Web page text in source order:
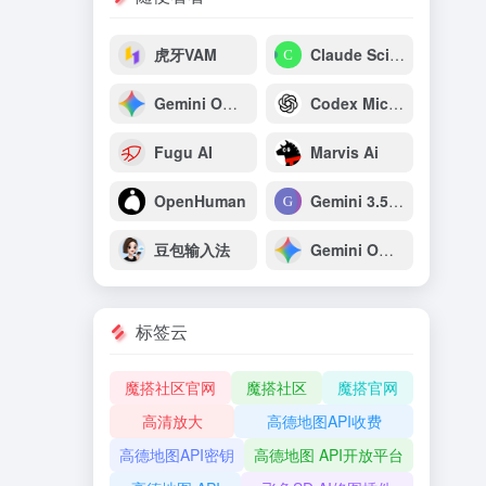
虎牙VAM Claude Science
Gemini Omni Flash：谷歌原生多模态视频生成与推理模型 Codex Micro：OpenAI专为开发者打造的AI编程专用宏键盘
Fugu AI Marvis Ai
OpenHuman Gemini 3.5 Pro
豆包输入法 Gemini Omni
标签云
魔搭社区官网 魔搭社区
魔搭官网
高清放大
高德地图API收费
高德地图API密钥
高德地图 API开放平台